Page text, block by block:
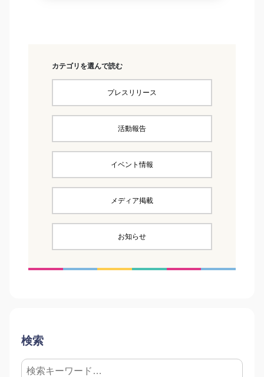
カテゴリを選んで読む
プレスリリース
活動報告
イベント情報
メディア掲載
お知らせ
検索